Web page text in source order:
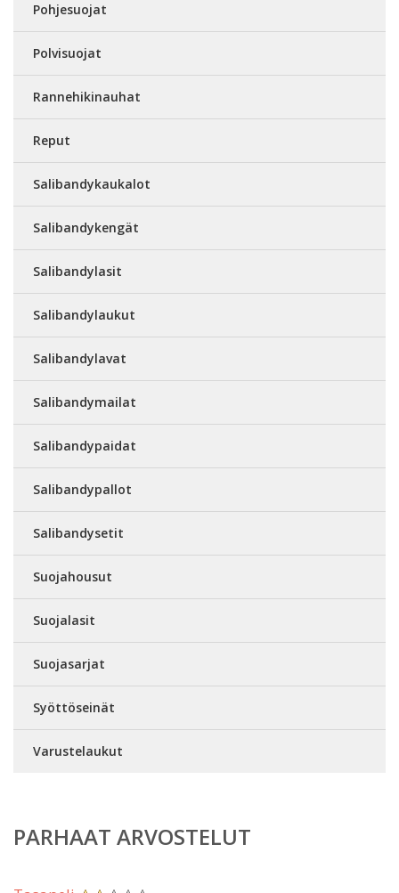
Pohjesuojat
Polvisuojat
Rannehikinauhat
Reput
Salibandykaukalot
Salibandykengät
Salibandylasit
Salibandylaukut
Salibandylavat
Salibandymailat
Salibandypaidat
Salibandypallot
Salibandysetit
Suojahousut
Suojalasit
Suojasarjat
Syöttöseinät
Varustelaukut
PARHAAT ARVOSTELUT